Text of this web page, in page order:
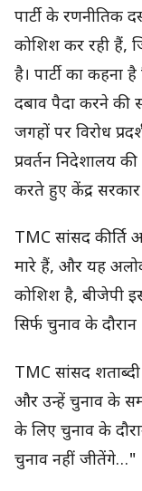
पार्टी के रणनीतिक
कोशिश कर रही हैं,
है। पार्टी का कहना
दबाव पैदा करने की
जगहों पर विरोध
प्रवर्तन निदेशालय
करते हुए केंद्र सरकार
TMC सांसद
मारे हैं, और यह
कोशिश है, बीजेपी
सिर्फ चुनाव के
TMC सांसद
और उन्हें चुनाव के
के लिए चुनाव के
चुनाव नहीं जीतेंगे…"